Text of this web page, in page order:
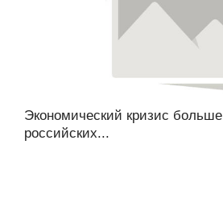
Экономический кризис больше
российских...